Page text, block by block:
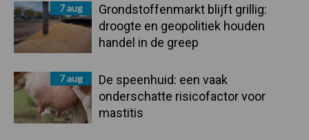
7 aug
Grondstoffenmarkt blijft grillig:
droogte en geopolitiek houden
handel in de greep
7 aug
De speenhuid: een vaak
onderschatte risicofactor voor
mastitis